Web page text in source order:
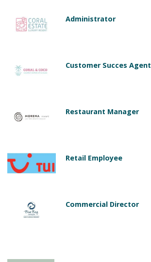
Administrator
Customer Succes Agent
Restaurant Manager
Retail Employee
Commercial Director